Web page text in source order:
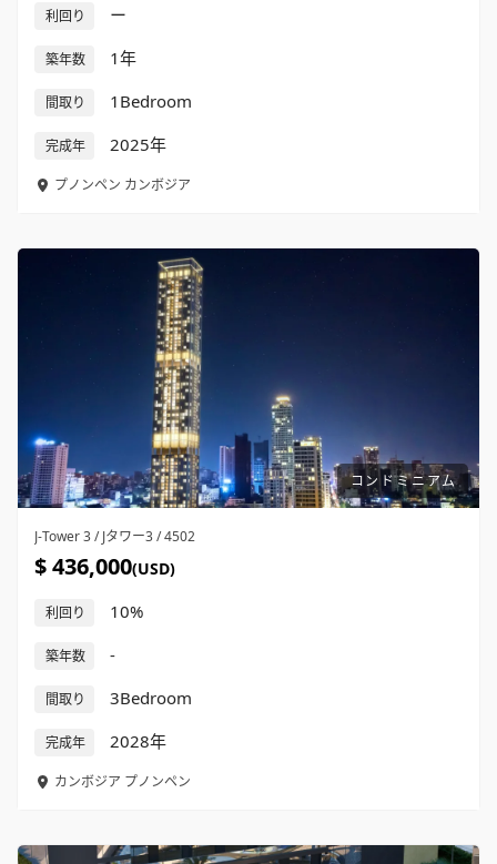
利回り ー
築年数 1年
間取り 1Bedroom
完成年 2025年
プノンペン カンボジア
コンドミニアム
J-Tower 3 / Jタワー3 / 4502
$ 436,000(USD)
利回り 10%
築年数 -
間取り 3Bedroom
完成年 2028年
カンボジア プノンペン